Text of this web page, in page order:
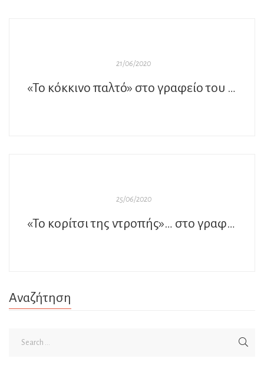
21/06/2020
«Το κόκκινο παλτό» στο γραφείο του Παύλου
25/06/2020
«Το κορίτσι της ντροπής»… στο γραφείο του Παύλου
Αναζήτηση